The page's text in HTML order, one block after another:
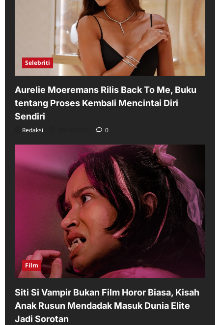
Selebriti
Aurelie Moeremans Rilis Back To Me, Buku
tentang Proses Kembali Mencintai Diri
Sendiri
Redaksi 0
Film
Siti Si Vampir Bukan Film Horor Biasa, Kisah
Anak Rusun Mendadak Masuk Dunia Elite
Jadi Sorotan